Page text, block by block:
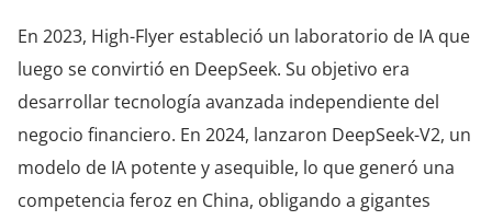
En 2023, High-Flyer estableció un laboratorio de IA que
luego se convirtió en DeepSeek. Su objetivo era
desarrollar tecnología avanzada independiente del
negocio financiero. En 2024, lanzaron DeepSeek-V2, un
modelo de IA potente y asequible, lo que generó una
competencia feroz en China, obligando a gigantes